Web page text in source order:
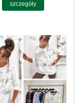
szczegóły